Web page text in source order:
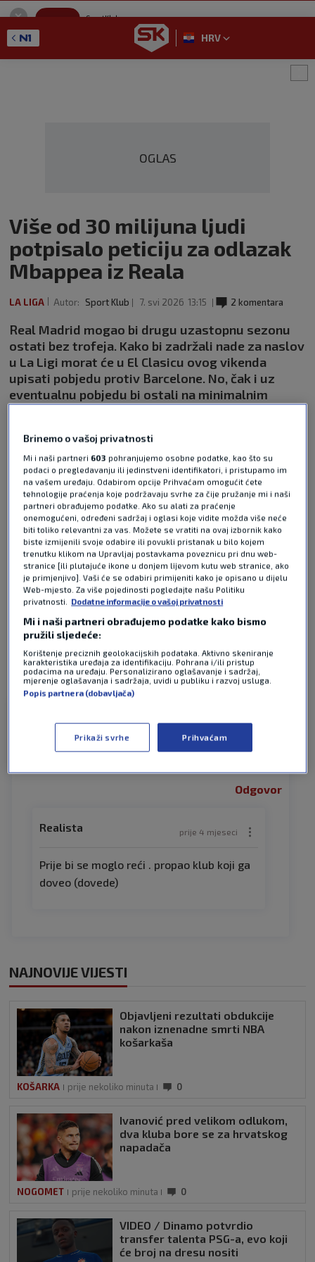
SportKlub
GET - On the Google Play
HRV
OGLAS
Više od 30 milijuna ljudi
potpisalo peticiju za odlazak
Mbappea iz Reala
LA LIGA Autor: Sport Klub 7. svi 2026 13:15 2 komentara
Real Madrid mogao bi drugu uzastopnu sezonu
ostati bez trofeja. Kako bi zadržali nade za naslov
u La Ligi morat će u El Clasicu ovog vikenda
upisati pobjedu protiv Barcelone. No, čak i uz
eventualnu pobjedu bi ostali na minimalnim
Pošalji odgovor
2 KOMENTARA
prije 4 mjeseci
Propali nogometaš
Odgovor
prije 4 mjeseci
Realista
Prije bi se moglo reći . propao klub koji ga
doveo (dovede)
NAJNOVIJE VIJESTI
Objavljeni rezultati obdukcije
nakon iznenadne smrti NBA
košarkaša
KOŠARKA prije nekoliko minuta 0
Ivanović pred velikom odlukom,
dva kluba bore se za hrvatskog
napadača
NOGOMET prije nekoliko minuta 0
VIDEO / Dinamo potvrdio
transfer talenta PSG-a, evo koji
će broj na dresu nositi
Brinemo o vašoj privatnosti
Mi i naši partneri 603 pohranjujemo osobne podatke, kao što su
podaci o pregledavanju ili jedinstveni identifikatori, i pristupamo im
na vašem uređaju. Odabirom opcije Prihvaćam omogućit ćete
tehnologije praćenja koje podržavaju svrhe za čije pružanje mi i naši
partneri obrađujemo podatke. Ako su alati za praćenje
onemogućeni, određeni sadržaj i oglasi koje vidite možda više neće
biti toliko relevantni za vas. Možete se vratiti na ovaj izbornik kako
biste izmijenili svoje odabire ili povukli pristanak u bilo kojem
trenutku klikom na Upravljaj postavkama poveznicu pri dnu web-
stranice [ili plutajuće ikone u donjem lijevom kutu web stranice, ako
je primjenjivo]. Vaši će se odabiri primijeniti kako je opisano u dijelu
Web-mjesto. Za više pojedinosti pogledajte našu Politiku
privatnosti. Dodatne informacije o vašoj privatnosti
Mi i naši partneri obrađujemo podatke kako bismo
pružili sljedeće:
Korištenje preciznih geolokacijskih podataka. Aktivno skeniranje
karakteristika uređaja za identifikaciju. Pohrana i/ili pristup
podacima na uređaju. Personalizirano oglašavanje i sadržaj,
mjerenje oglašavanja i sadržaja, uvidi u publiku i razvoj usluga.
Popis partnera (dobavljača)
Prikaži svrhe Prihvaćam